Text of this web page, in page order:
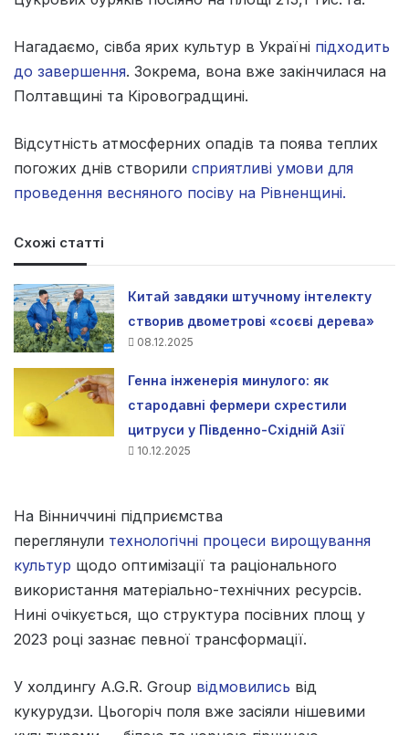
Нагадаємо, сівба ярих культур в Україні підходить
до завершення. Зокрема, вона вже закінчилася на
Полтавщині та Кіровоградщині.
Відсутність атмосферних опадів та поява теплих
погожих днів створили сприятливі умови для
проведення весняного посіву на Рівненщині.
Схожі статті
Китай завдяки штучному інтелекту
створив двометрові «соєві дерева»
08.12.2025
Генна інженерія минулого: як
стародавні фермери схрестили
цитруси у Південно-Східній Азії
10.12.2025
На Вінниччині підприємства
переглянули технологічні процеси вирощування
культур щодо оптимізації та раціонального
використання матеріально-технічних ресурсів.
Нині очікується, що структура посівних площ у
2023 році зазнає певної трансформації.
У холдингу A.G.R. Group відмовились від
кукурудзи. Цьогоріч поля вже засіяли нішевими